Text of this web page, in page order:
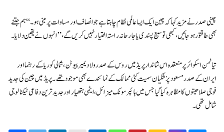
چینی صدر نے مزید کہا کہ چین ایک ایسا عالمی نظام چاہتا ہے جو انصاف اور مساوات پر مبنی ہو۔ “ہم جتنے
بھی طاقتور ہوجائیں، کبھی توسیع پسندی یا جارحانہ راستہ اختیار نہیں کریں گے،” انہوں نے یقین دلایا۔
تیانمن اسکوائر پر منعقدہ اس شاندار پریڈ میں روس کے صدر ولادیمیر پیوٹن، شمالی کوریا کے رہنما اور
ایران کے صدر مسعود پزشکیان سمیت کئی ممالک کے نمائندے بھی موجود تھے۔ پریڈ میں چین کی جدید
فوجی صلاحیتوں کا مظاہرہ کیا گیا جس میں ہائپرسونک میزائل، ایٹمی ہتھیار اور جدید ترین دفاعی ٹیکنالوجی
شامل تھی۔